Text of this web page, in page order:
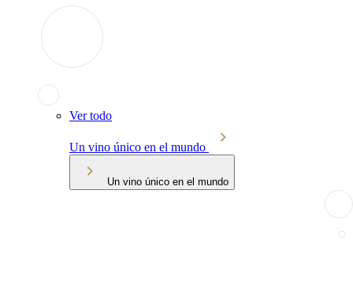
Ver todo
Un vino único en el mundo
Un vino único en el mundo